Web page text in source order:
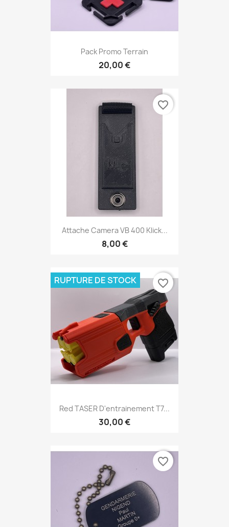
Pack Promo Terrain
20,00 €
Attache Camera VB 400 Klick...
8,00 €
favorite_border
Red TASER D'entrainement T7...
30,00 €
RUPTURE DE STOCK favorite_border
favorite_border